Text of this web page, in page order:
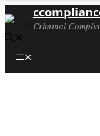
Criminal
Menü